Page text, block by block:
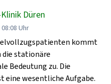
Düren
Uhr
kommt
die stationäre
Bedeutung zu. Die
eine wesentliche Aufgabe.